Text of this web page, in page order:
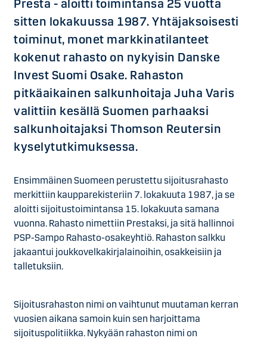
Presta - aloitti toimintansa 25 vuotta
sitten lokakuussa 1987. Yhtäjaksoisesti
toiminut, monet markkinatilanteet
kokenut rahasto on nykyisin Danske
Invest Suomi Osake. Rahaston
pitkäaikainen salkunhoitaja Juha Varis
valittiin kesällä Suomen parhaaksi
salkunhoitajaksi Thomson Reutersin
kyselytutkimuksessa.
Ensimmäinen Suomeen perustettu sijoitusrahasto
merkittiin kaupparekisteriin 7. lokakuuta 1987, ja se
aloitti sijoitustoimintansa 15. lokakuuta samana
vuonna. Rahasto nimettiin Prestaksi, ja sitä hallinnoi
PSP-Sampo Rahasto-osakeyhtiö. Rahaston salkku
jakaantui joukkovelkakirjalainoihin, osakkeisiin ja
talletuksiin.
Sijoitusrahaston nimi on vaihtunut muutaman kerran
vuosien aikana samoin kuin sen harjoittama
sijoituspolitiikka. Nykyään rahaston nimi on